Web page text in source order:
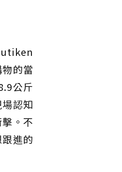
的當
公斤
認知
。不
進的